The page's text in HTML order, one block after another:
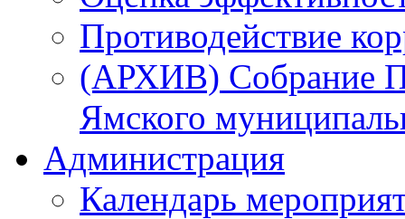
Противодействие
(АРХИВ) Собрание
Ямского
Администрация
Календарь